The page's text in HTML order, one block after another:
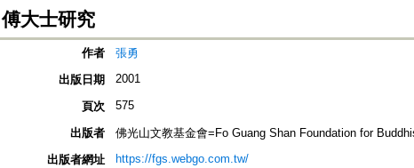
傅大士研究
作者
張勇
出版日期
2001
頁次 575
出版者
佛光山文教基金會=Fo Guang Shan Foundation for
出版者網址
https://fgs.webgo.com.tw/